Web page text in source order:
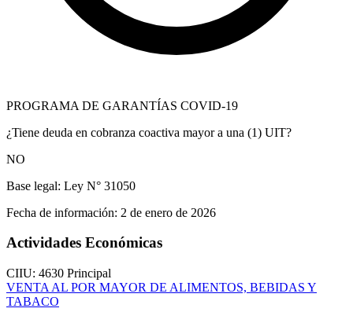
PROGRAMA DE GARANTÍAS COVID-19
¿Tiene deuda en cobranza coactiva mayor a una (1) UIT?
NO
Base legal: Ley N° 31050
Fecha de información: 2 de enero de 2026
Actividades Económicas
CIIU: 4630 Principal
VENTA AL POR MAYOR DE ALIMENTOS, BEBIDAS Y
TABACO